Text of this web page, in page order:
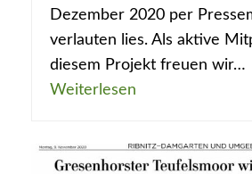
Dezember 2020 per
verlauten lies. Als aktive
diesem Projekt freuen wir…
Weiterlesen